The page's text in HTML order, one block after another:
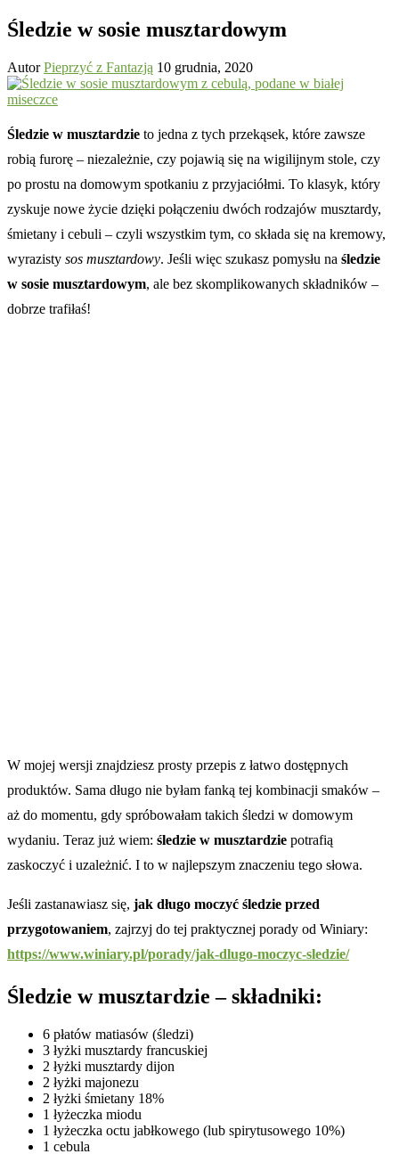
Śledzie w sosie musztardowym
AutorPieprzyć z Fantazją 10 grudnia, 2020
Śledzie w musztardzie to jedna z tych przekąsek, które zawsze
robią furorę – niezależnie, czy pojawią się na wigilijnym stole, czy
po prostu na domowym spotkaniu z przyjaciółmi. To klasyk, który
zyskuje nowe życie dzięki połączeniu dwóch rodzajów musztardy,
śmietany i cebuli – czyli wszystkim tym, co składa się na kremowy,
wyrazisty sos musztardowy. Jeśli więc szukasz pomysłu na śledzie
w sosie musztardowym, ale bez skomplikowanych składników –
dobrze trafiłaś!
W mojej wersji znajdziesz prosty przepis z łatwo dostępnych
produktów. Sama długo nie byłam fanką tej kombinacji smaków –
aż do momentu, gdy spróbowałam takich śledzi w domowym
wydaniu. Teraz już wiem: śledzie w musztardzie potrafią
zaskoczyć i uzależnić. I to w najlepszym znaczeniu tego słowa.
Jeśli zastanawiasz się, jak długo moczyć śledzie przed
przygotowaniem, zajrzyj do tej praktycznej porady od Winiary:
https://www.winiary.pl/porady/jak-dlugo-moczyc-sledzie/
Śledzie w musztardzie – składniki:
6 płatów matiasów (śledzi)
3 łyżki musztardy francuskiej
2 łyżki musztardy dijon
2 łyżki majonezu
2 łyżki śmietany 18%
1 łyżeczka miodu
1 łyżeczka octu jabłkowego (lub spirytusowego 10%)
1 cebula